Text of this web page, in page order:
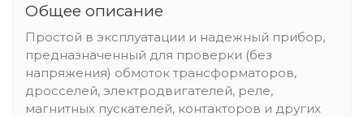
Общее описание
Простой в эксплуатации и надежный прибор,
предназначенный для проверки (без
напряжения) обмоток трансформаторов,
дросселей, электродвигателей, реле,
магнитных пускателей, контакторов и других